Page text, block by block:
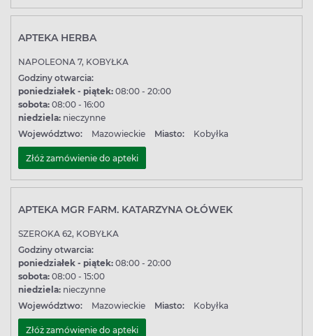
APTEKA HERBA
NAPOLEONA 7, KOBYŁKA
Godziny otwarcia:
poniedziałek - piątek: 08:00 - 20:00
sobota: 08:00 - 16:00
niedziela: nieczynne
Województwo:
Mazowieckie Miasto: Kobyłka
Złóż zamówienie do apteki
APTEKA MGR FARM. KATARZYNA OŁÓWEK
SZEROKA 62, KOBYŁKA
Godziny otwarcia:
poniedziałek - piątek: 08:00 - 20:00
sobota: 08:00 - 15:00
niedziela: nieczynne
Województwo:
Mazowieckie Miasto: Kobyłka
Złóż zamówienie do apteki